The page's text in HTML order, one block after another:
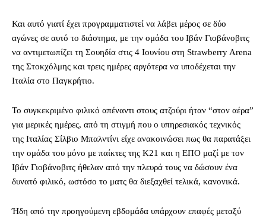
Και αυτό γιατί έχει προγραμματιστεί να λάβει μέρος σε δύο
αγώνες σε αυτό το διάστημα, με την ομάδα του Ιβάν Γιοβάνοβιτς
να αντιμετωπίζει τη Σουηδία στις 4 Ιουνίου στη Strawberry Arena
της Στοκχόλμης και τρεις ημέρες αργότερα να υποδέχεται την
Ιταλία στο Παγκρήτιο.
Το συγκεκριμένο φιλικό απέναντι στους ατζούρι ήταν “στον αέρα”
για μερικές ημέρες, από τη στιγμή που ο υπηρεσιακός τεχνικός
της Ιταλίας Σίλβιο Μπαλντίνι είχε ανακοινώσει πως θα παρατάξει
την ομάδα του μόνο με παίκτες της Κ21 και η ΕΠΟ μαζί με τον
Ιβάν Γιοβάνοβιτς ήθελαν από την πλευρά τους να δώσουν ένα
δυνατό φιλικό, ωστόσο το ματς θα διεξαχθεί τελικά, κανονικά.
Ήδη από την προηγούμενη εβδομάδα υπάρχουν επαφές μεταξύ